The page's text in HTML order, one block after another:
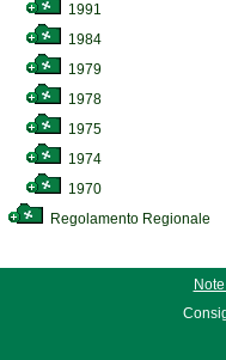
1991
1984
1979
1978
1975
1974
1970
Regolamento Regionale